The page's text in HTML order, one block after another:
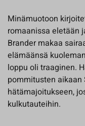
Minämuotoon
romaanissa eletään
Brander makaa
elämäänsä
loppu oli traaginen.
pommitusten
hätämajoitukseen,
kulkutauteihin.